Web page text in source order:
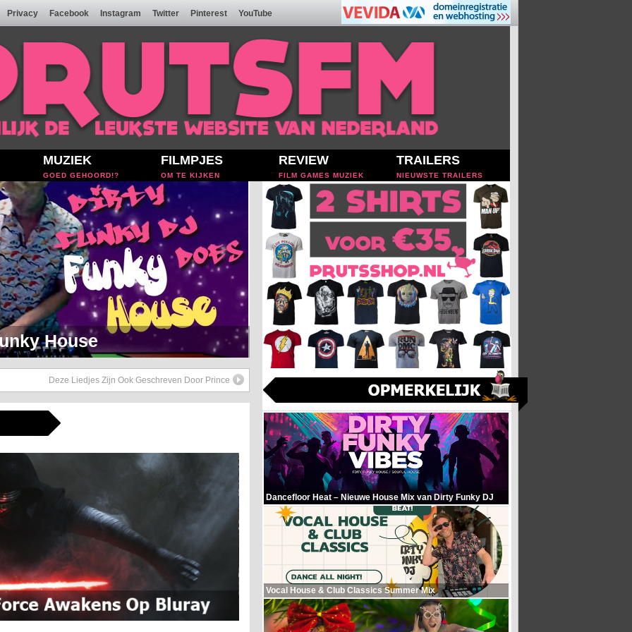
Privacy Facebook Instagram Twitter Pinterest YouTube
MUZIEK
GOED GEHOORD!?
FILMPJES
OM TE KIJKEN
REVIEW
FILM GAMES MUZIEK
TRAILERS
NIEUWSTE TRAILERS
Soul Setje
Deze Liedjes Zijn Ook Geschreven Door Prince
Dancefloor Heat – Nieuwe House Mix van Dirty Funky DJ
Vocal House & Club Classics Summer Mix